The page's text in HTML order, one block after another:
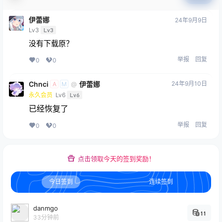
伊蕾娜
Lv3 Lv3
24年9月9日
没有下载原？
0 0 举报 回复
Chnci A M @ 伊蕾娜
永久会员 Lv6 Lv6
24年9月10日
已经恢复了
0 0 举报 回复
点击领取今天的签到奖励！
今日签到 连续签到
danmgo
33分钟前
11